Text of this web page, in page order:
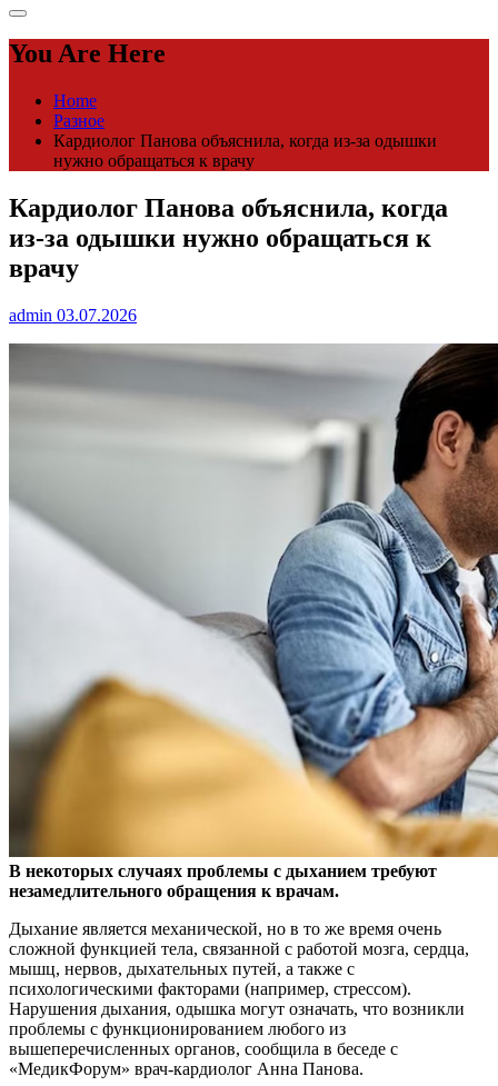
You Are Here
Home
Разное
Кардиолог Панова объяснила, когда из-за одышки
нужно обращаться к врачу
Кардиолог Панова объяснила, когда
из-за одышки нужно обращаться к
врачу
admin 03.07.2026
В некоторых случаях проблемы с дыханием требуют
незамедлительного обращения к врачам.
Дыхание является механической, но в то же время очень
сложной функцией тела, связанной с работой мозга, сердца,
мышц, нервов, дыхательных путей, а также с
психологическими факторами (например, стрессом).
Нарушения дыхания, одышка могут означать, что возникли
проблемы с функционированием любого из
вышеперечисленных органов, сообщила в беседе с
«МедикФорум» врач-кардиолог Анна Панова.